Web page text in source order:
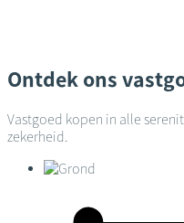
Ontdek ons
Vastgoed kopen in alle
zekerheid.